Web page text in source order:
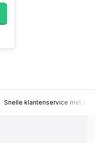
Snelle klantenservice met